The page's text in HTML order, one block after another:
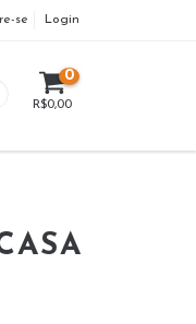
se Login
0
R$0,00